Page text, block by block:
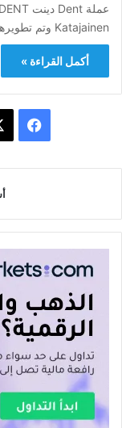
Katajainen وتم تطويرها على Ethereum. يحاول عملة دنت أن…
أكمل القراءة »